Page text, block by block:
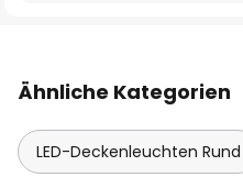
Ähnliche Kategorien
LED-Deckenleuchten Rund